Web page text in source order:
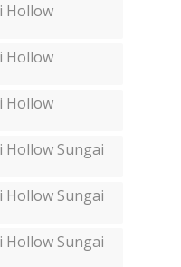
Hollow
Hollow
Hollow
Hollow Sungai
Hollow Sungai
Hollow Sungai